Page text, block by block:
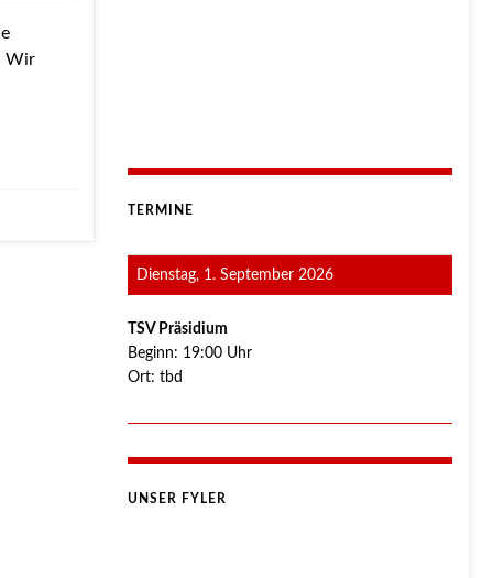
Wir
TERMINE
Dienstag, 1. September 2026
TSV Präsidium
Beginn: 19:00 Uhr
Ort: tbd
UNSER FYLER